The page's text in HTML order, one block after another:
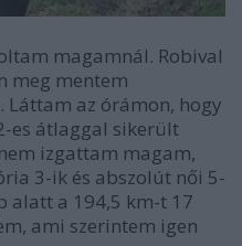
magamnál. Robival
meg mentem
Láttam az órámon, hogy
es átlaggal sikerült
izgattam magam,
3-ik és abszolút női 5-
alatt a 194,5 km-t 17
ami szerintem igen